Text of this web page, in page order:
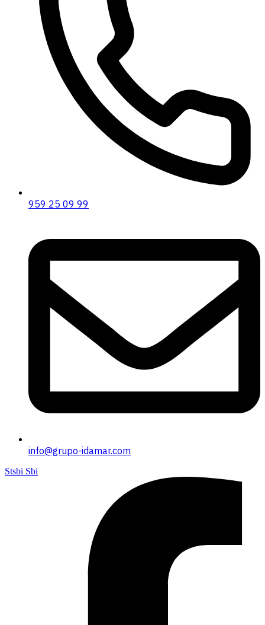
959 25 09 99
info@grupo-idamar.com
Stsbi Sbi